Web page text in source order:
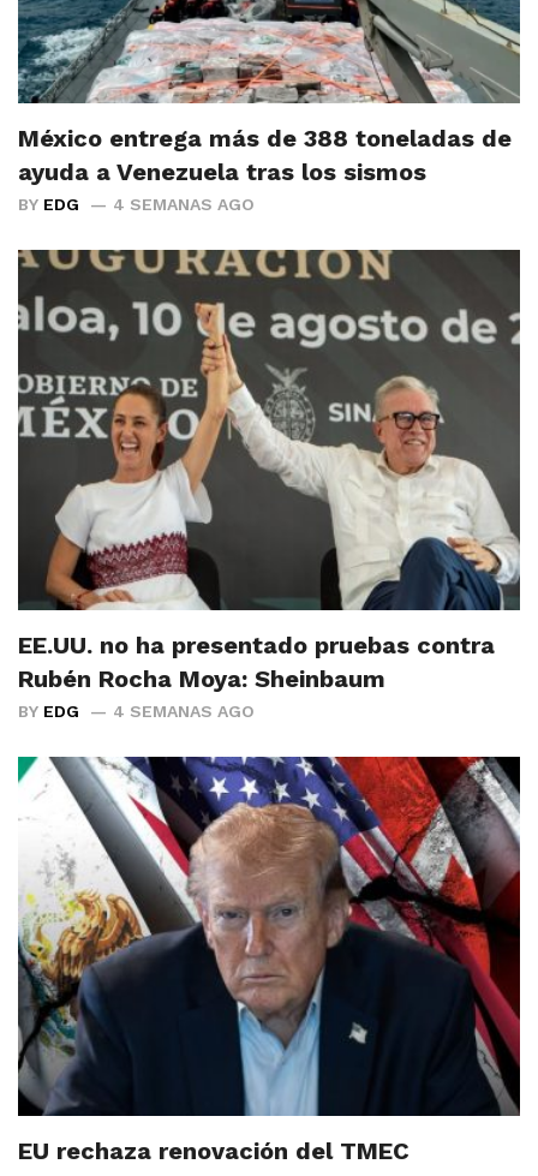
México entrega más de 388 toneladas de
ayuda a Venezuela tras los sismos
BY EDG 4 SEMANAS AGO
EE.UU. no ha presentado pruebas contra
Rubén Rocha Moya: Sheinbaum
BY EDG 4 SEMANAS AGO
EU rechaza renovación del TMEC